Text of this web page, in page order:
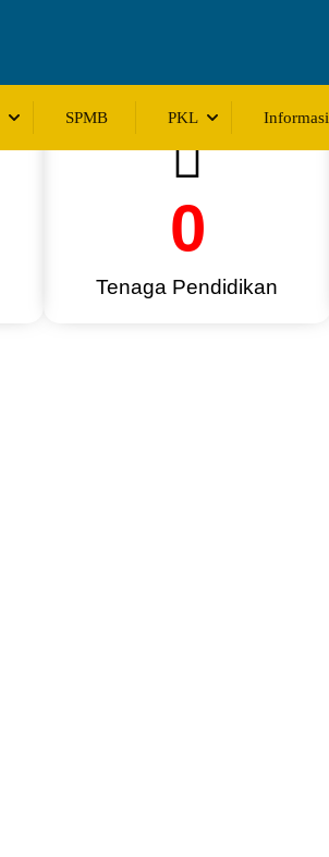
SPMB PKL Informasi
Tenaga Pendidikan
0